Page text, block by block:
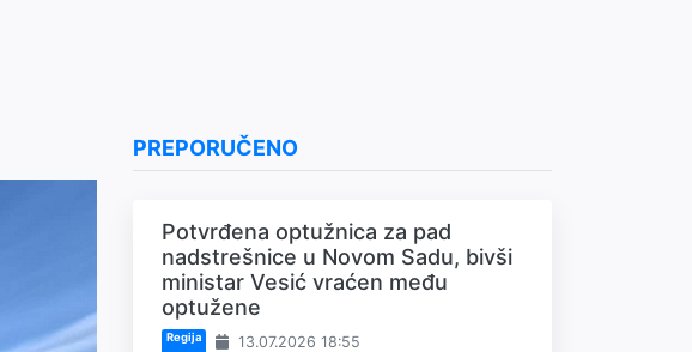
PREPORUČENO
Potvrđena optužnica za pad
nadstrešnice u Novom Sadu, bivši
ministar Vesić vraćen među
optužene
Regija 13.07.2026 18:55